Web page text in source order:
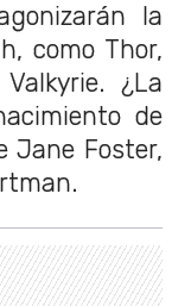
la
como Thor,
¿La
de
Jane Foster,